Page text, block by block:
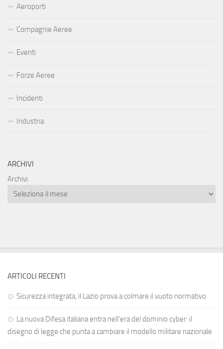
Aeroporti
Compagnie Aeree
Eventi
Forze Aeree
Incidenti
Industria
ARCHIVI
Archivi
ARTICOLI RECENTI
Sicurezza integrata, il Lazio prova a colmare il vuoto normativo
La nuova Difesa italiana entra nell’era del dominio cyber: il
disegno di legge che punta a cambiare il modello militare nazionale